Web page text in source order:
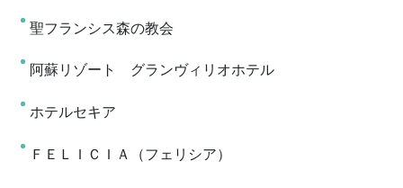
聖フランシス森の教会
阿蘇リゾート グランヴィリオホテル
ホテルセキア
ＦＥＬＩＣＩＡ（フェリシア）